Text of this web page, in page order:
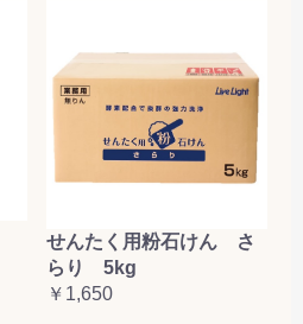
せんたく用粉石けん さ
らり 5kg
￥1,650